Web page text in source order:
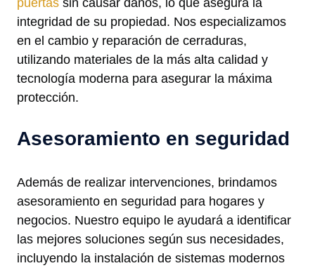
puertas sin causar daños, lo que asegura la
integridad de su propiedad. Nos especializamos
en el cambio y reparación de cerraduras,
utilizando materiales de la más alta calidad y
tecnología moderna para asegurar la máxima
protección.
Asesoramiento en seguridad
Además de realizar intervenciones, brindamos
asesoramiento en seguridad para hogares y
negocios. Nuestro equipo le ayudará a identificar
las mejores soluciones según sus necesidades,
incluyendo la instalación de sistemas modernos